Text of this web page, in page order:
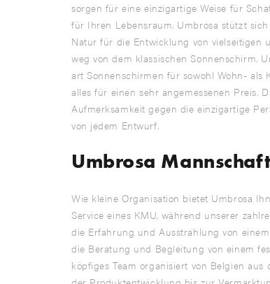
sorgen für eine einzigartige Weise für
für Ihren Lebensraum. Umbrosa stützt
Natur für die Entwicklung von vielseitigen
weg von dem klassischen Sonnenschirm.
art Sonnenschirmen für sowohl Wohn- als
alles für einen sehr angemessenen Preis.
Aufmerksamkeit gegen die einzigartige
von jedem Entwurf.
Umbrosa Mannschaft
Wie kleine Organisation bietet Umbrosa
Service eines KMU, während unserer
die Erfahrung und Ausstrahlung von
die Beratung und Begleitung von einem
köpfiges Team organisiert von Belgien